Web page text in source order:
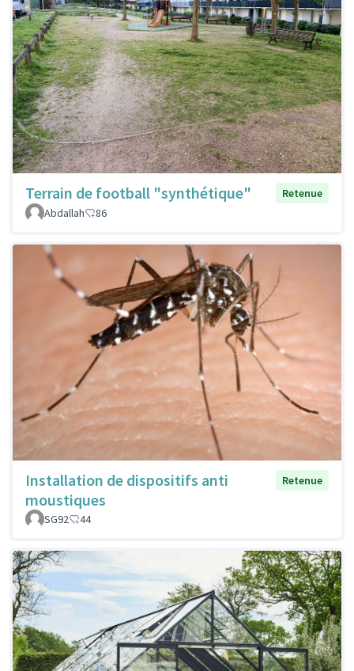
Terrain de football "synthétique"
Retenue
Abdallah
86
Installation de dispositifs anti
moustiques
Retenue
SG92 44